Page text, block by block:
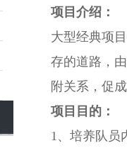
项目介绍：
大型经典项
存的道路，
附关系，促
项目目的：
1、培养队员